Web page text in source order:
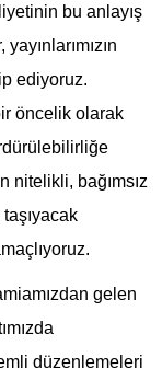
bu anlayış
ediyoruz.
öncelik olarak
nitelikli, bağımsız
gelen
düzenlemeleri